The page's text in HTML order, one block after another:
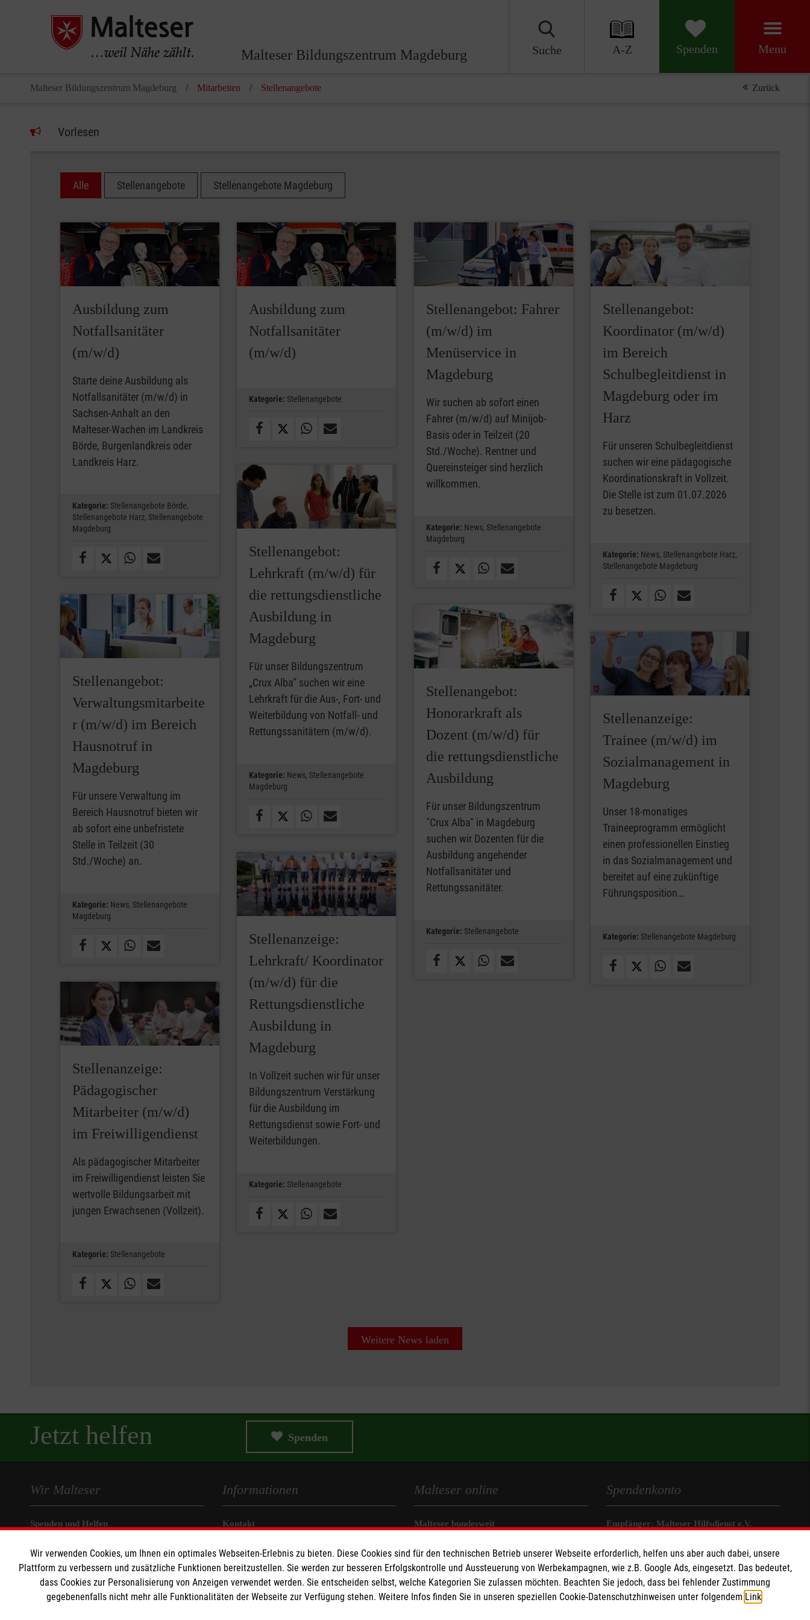
Malteser Bildungszentrum Magdeburg Suche A-Z Spenden Menu
Malteser Bildungszentrum Magdeburg Mitarbeiten Stellenangebote Zurück
Vorlesen
Alle Stellenangebote Stellenangebote Magdeburg
Ausbildung zum
Notfallsanitäter
(m/w/d)
Starte deine Ausbildung als
Notfallsanitäter (m/w/d) in
Sachsen-Anhalt an den
Malteser-Wachen im Landkreis
Börde, Burgenlandkreis oder
Landkreis Harz.
Kategorie: Stellenangebote Börde,
Stellenangebote Harz, Stellenangebote
Magdeburg
Ausbildung zum
Notfallsanitäter
(m/w/d)
Kategorie: Stellenangebote
Stellenangebot: Fahrer
(m/w/d) im
Menüservice in
Magdeburg
Wir suchen ab sofort einen
Fahrer (m/w/d) auf Minijob-
Basis oder in Teilzeit (20
Std./Woche). Rentner und
Quereinsteiger sind herzlich
willkommen.
Kategorie: News, Stellenangebote
Magdeburg
Stellenangebot:
Koordinator (m/w/d)
im Bereich
Schulbegleitdienst in
Magdeburg oder im
Harz
Für unseren Schulbegleitdienst
suchen wir eine pädagogische
Koordinationskraft in Vollzeit.
Die Stelle ist zum 01.07.2026
zu besetzen.
Kategorie: News, Stellenangebote Harz,
Stellenangebote Magdeburg
Stellenangebot:
Lehrkraft (m/w/d) für
die rettungsdienstliche
Ausbildung in
Magdeburg
Für unser Bildungszentrum
„Crux Alba“ suchen wir eine
Lehrkraft für die Aus-, Fort- und
Weiterbildung von Notfall- und
Rettungssanitätern (m/w/d).
Kategorie: News, Stellenangebote
Magdeburg
Stellenangebot:
Verwaltungsmitarbeite
r (m/w/d) im Bereich
Hausnotruf in
Magdeburg
Für unsere Verwaltung im
Bereich Hausnotruf bieten wir
ab sofort eine unbefristete
Stelle in Teilzeit (30
Std./Woche) an.
Kategorie: News, Stellenangebote
Magdeburg
Stellenangebot:
Honorarkraft als
Dozent (m/w/d) für
die rettungsdienstliche
Ausbildung
Für unser Bildungszentrum
"Crux Alba" in Magdeburg
suchen wir Dozenten für die
Ausbildung angehender
Notfallsanitäter und
Rettungssanitäter.
Kategorie: Stellenangebote
Stellenanzeige:
Trainee (m/w/d) im
Sozialmanagement in
Magdeburg
Unser 18-monatiges
Traineeprogramm ermöglicht
einen professionellen Einstieg
in das Sozialmanagement und
bereitet auf eine zukünftige
Führungsposition…
Kategorie: Stellenangebote Magdeburg
Stellenanzeige:
Lehrkraft/ Koordinator
(m/w/d) für die
Rettungsdienstliche
Ausbildung in
Magdeburg
In Vollzeit suchen wir für unser
Bildungszentrum Verstärkung
für die Ausbildung im
Rettungsdienst sowie Fort- und
Weiterbildungen.
Kategorie: Stellenangebote
Stellenanzeige:
Pädagogischer
Mitarbeiter (m/w/d)
im Freiwilligendienst
Als pädagogischer Mitarbeiter
im Freiwilligendienst leisten Sie
wertvolle Bildungsarbeit mit
jungen Erwachsenen (Vollzeit).
Kategorie: Stellenangebote
Weitere News laden
Jetzt helfen Spenden
Wir Malteser
Spenden und Helfen
Unsere Kurse
Wir Malteser
Informationen
Kontakt
Datenschutz
Malteser online
Malteser bundesweit
Malteser Jugend Magdeburg
Malteser International
Spendenkonto
Empfänger: Malteser Hilfsdienst e.V.
IBAN: IBAN: DE48370601201201229010
BIC: GENODED1PA7
Wir verwenden Cookies, um Ihnen ein optimales Webseiten-Erlebnis zu bieten. Diese Cookies sind für den technischen Betrieb unserer Webseite erforderlich, helfen uns aber auch dabei, unsere
Plattform zu verbessern und zusätzliche Funktionen bereitzustellen. Sie werden zur besseren Erfolgskontrolle und Aussteuerung von Werbekampagnen, wie z.B. Google Ads, eingesetzt. Das bedeutet,
dass Cookies zur Personalisierung von Anzeigen verwendet werden. Sie entscheiden selbst, welche Kategorien Sie zulassen möchten. Beachten Sie jedoch, dass bei fehlender Zustimmung
gegebenenfalls nicht mehr alle Funktionalitäten der Webseite zur Verfügung stehen. Weitere Infos finden Sie in unseren speziellen Cookie-Datenschutzhinweisen unter folgendem Link